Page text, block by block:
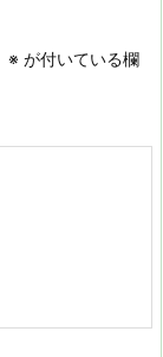
※ が付いている欄